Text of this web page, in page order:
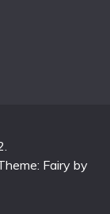
Fairy by